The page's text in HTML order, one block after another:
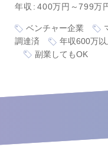
年収 400万円～799万
ベンチャー企業
調達済
年収600万以
副業してもOK